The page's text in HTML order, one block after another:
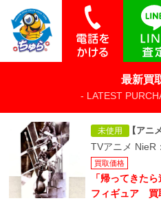
最新買
- LATEST
未使用 【アニ
TVアニメ NieR
買取価格
「帰ってきた
フィギュア 買